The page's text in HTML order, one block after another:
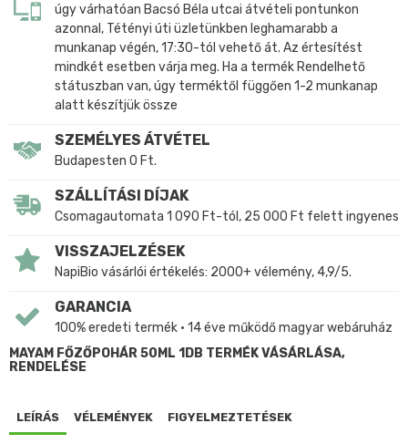
úgy várhatóan Bacsó Béla utcai átvételi pontunkon
azonnal, Tétényi úti üzletünkben leghamarabb a
munkanap végén, 17:30-tól vehető át. Az értesítést
mindkét esetben várja meg. Ha a termék Rendelhető
státuszban van, úgy terméktől függően 1-2 munkanap
alatt készítjük össze
SZEMÉLYES ÁTVÉTEL
Budapesten 0 Ft.
SZÁLLÍTÁSI DÍJAK
Csomagautomata 1 090 Ft-tól, 25 000 Ft felett ingyenes
VISSZAJELZÉSEK
NapiBio vásárlói értékelés: 2000+ vélemény, 4,9/5.
GARANCIA
100% eredeti termék • 14 éve működő magyar webáruház
MAYAM FŐZŐPOHÁR 50ML 1DB TERMÉK VÁSÁRLÁSA,
RENDELÉSE
LEÍRÁS VÉLEMÉNYEK FIGYELMEZTETÉSEK